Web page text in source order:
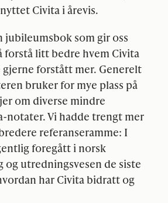
Civita i årevis.
jubileumsbok som gir oss
forstå litt bedre hvem Civita
gjerne forstått mer. Generelt
bruker for mye plass på
om diverse mindre
notater. Vi hadde trengt mer
referanseramme: I
foregått i norsk
utredningsvesen de siste
har Civita bidratt og